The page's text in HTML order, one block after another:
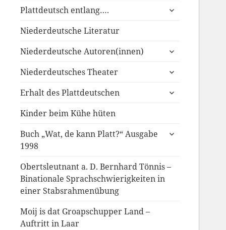
Plattdeutsch entlang….
untermenü
Niederdeutsche Literatur
Niederdeutsche Autoren(innen)
untermenü
Niederdeutsches Theater
untermenü
Erhalt des Plattdeutschen
untermenü
Kinder beim Kühe hüten
Buch „Wat, de kann Platt?“ Ausgabe
1998
untermenü
Obertsleutnant a. D. Bernhard Tönnis –
Binationale Sprachschwierigkeiten in
einer Stabsrahmenübung
Moij is dat Groapschupper Land –
Auftritt in Laar